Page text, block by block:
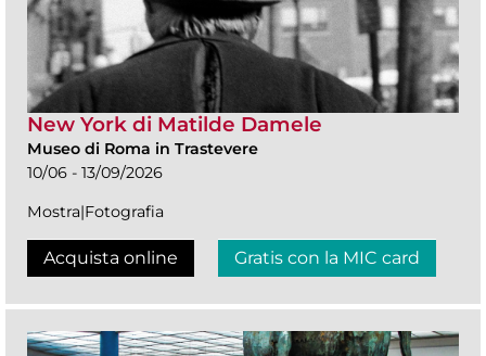
New York di Matilde Damele
Museo di Roma in Trastevere
10/06 - 13/09/2026
Mostra|Fotografia
Acquista online Gratis con la MIC card